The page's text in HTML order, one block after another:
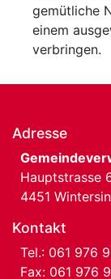
gemütliche
einem
verbringen.
Adresse
Hauptstrasse
4451
Kontakt
Tel.: 061 976
Fax: 061 976